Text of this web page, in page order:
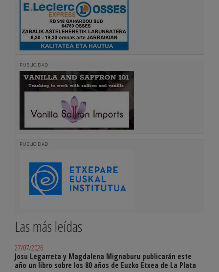
PUBLICIDAD
PUBLICIDAD
Las más leídas
27/07/2026
Josu Legarreta y Magdalena Mignaburu publicarán este
año un libro sobre los 80 años de Euzko Etxea de La Plata